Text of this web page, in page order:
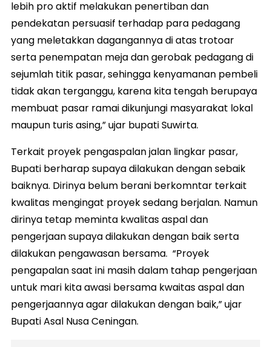
lebih pro aktif melakukan penertiban dan
pendekatan persuasif terhadap para pedagang
yang meletakkan dagangannya di atas trotoar
serta penempatan meja dan gerobak pedagang di
sejumlah titik pasar, sehingga kenyamanan pembeli
tidak akan terganggu, karena kita tengah berupaya
membuat pasar ramai dikunjungi masyarakat lokal
maupun turis asing,” ujar bupati Suwirta.
Terkait proyek pengaspalan jalan lingkar pasar,
Bupati berharap supaya dilakukan dengan sebaik
baiknya. Dirinya belum berani berkomntar terkait
kwalitas mengingat proyek sedang berjalan. Namun
dirinya tetap meminta kwalitas aspal dan
pengerjaan supaya dilakukan dengan baik serta
dilakukan pengawasan bersama. “Proyek
pengapalan saat ini masih dalam tahap pengerjaan
untuk mari kita awasi bersama kwaitas aspal dan
pengerjaannya agar dilakukan dengan baik,” ujar
Bupati Asal Nusa Ceningan.